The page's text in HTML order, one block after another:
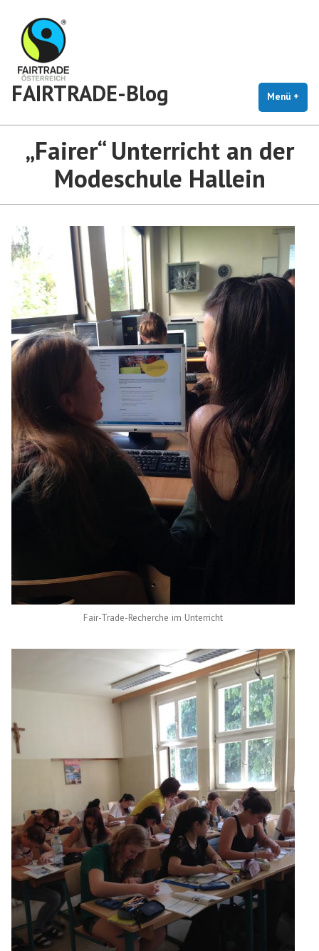
Inhalt
springen
FAIRTRADE-Blog Menü +
„Fairer“ Unterricht an der
Modeschule Hallein
Fair-Trade-Recherche im Unterricht